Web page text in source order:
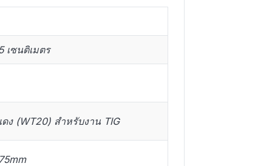
เซนติเมตร
ง (WT20) สำหรับงาน TIG